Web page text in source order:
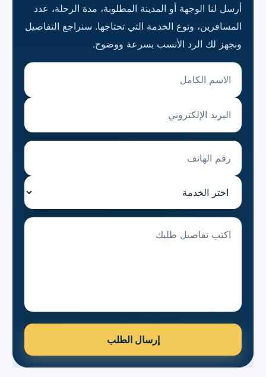
أرسل لنا الوجهة أو المدينة المطلوبة، مدة الرحلة، عدد
المسافرين، ونوع الخدمة التي تحتاجها. سنراجع التفاصيل
ونجهز لك الرد الأنسب بسرعة ووضوح.
الاسم الكامل
البريد الإلكتروني
رقم الهاتف
اختر الخدمة
تفاصيل الطلب
إرسال الطلب